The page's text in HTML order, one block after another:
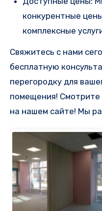
конкурентные
комплексные
Свяжитесь с нами
бесплатную
перегородку для
помещения!
на нашем сайте! Мы